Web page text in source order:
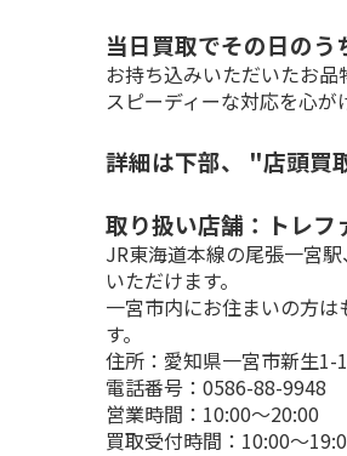
当日買取でその日のう
お持ち込みいただいたお品
スピーディーな対応を心が
詳細は下部、 "店頭買
取り扱い店舗：トレフ
JR東海道本線の尾張一宮
いただけます。
一宮市内にお住まいの方
す。
住所：愛知県一宮市新生1-
電話番号：0586-88-9948
営業時間：10:00～20:00
買取受付時間：10:00～